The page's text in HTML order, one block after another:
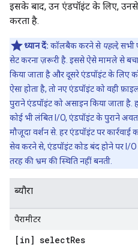
इसके बाद, उन एंडपॉइंट के लिए,
करता है.
ध्यान दें: कॉलबैक करने से पहले, सभी
सेट करना ज़रूरी है. इससे ऐसे मामले से
किया जाता है और दूसरे एंडपॉइंट के लिए
ऐसा होता है, तो नए एंडपॉइंट को वही
पुराने एंडपॉइंट को असाइन किया जाता है.
कोई भी लंबित I/O, एंडपॉइंट के पुराने
मौजूदा वर्शन से. हर एंडपॉइंट पर
सेव करने से, एंडपॉइंट कोड बंद होने पर I/
तरह की भ्रम की स्थिति नहीं बनती.
ब्यौरा
पैरामीटर
[in] selectRes